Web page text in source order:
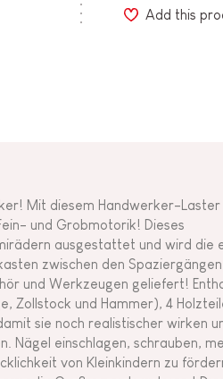
Add this
Mit diesem Handwerker-Laster
und Grobmotorik! Dieses
ausgestattet und wird die
zwischen den Spaziergängen
und Werkzeugen geliefert!
Zollstock und Hammer), 4
sie noch realistischer wirken
einschlagen, schrauben,
von Kleinkindern zu